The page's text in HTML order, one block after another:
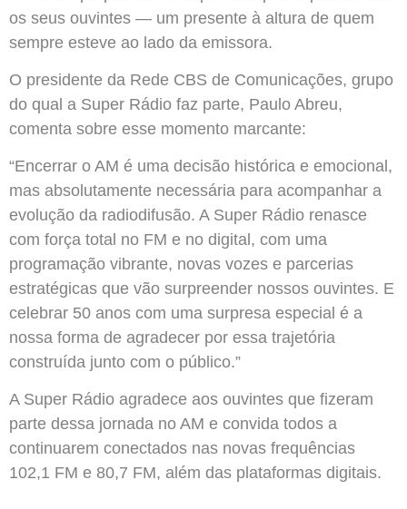
os seus ouvintes — um presente à altura de quem
sempre esteve ao lado da emissora.
O presidente da Rede CBS de Comunicações, grupo
do qual a Super Rádio faz parte, Paulo Abreu,
comenta sobre esse momento marcante:
“Encerrar o AM é uma decisão histórica e emocional,
mas absolutamente necessária para acompanhar a
evolução da radiodifusão. A Super Rádio renasce
com força total no FM e no digital, com uma
programação vibrante, novas vozes e parcerias
estratégicas que vão surpreender nossos ouvintes. E
celebrar 50 anos com uma surpresa especial é a
nossa forma de agradecer por essa trajetória
construída junto com o público.”
A Super Rádio agradece aos ouvintes que fizeram
parte dessa jornada no AM e convida todos a
continuarem conectados nas novas frequências
102,1 FM e 80,7 FM, além das plataformas digitais.